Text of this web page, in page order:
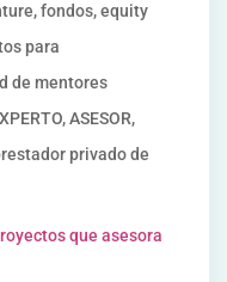
fondos, equity
para
de mentores
ASESOR,
privado de
que asesora